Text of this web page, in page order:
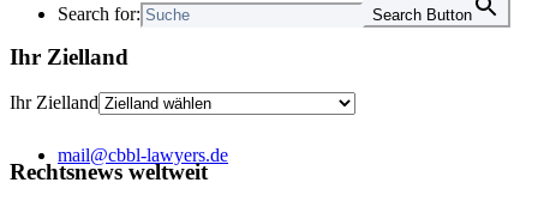
Search for: Search Button
mail@cbbl-lawyers.de
Ihr Zielland
Ihr Zielland
Rechtsnews weltweit